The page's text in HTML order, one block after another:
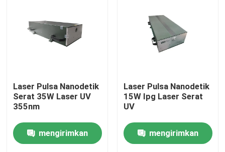
Video
Tentang kami
Kontrol kualitas
Laser Pulsa Nanodetik
Serat 35W Laser UV
355nm
mengirimkan
Laser Pulsa Nanodetik
15W Ipg Laser Serat
UV
mengirimkan